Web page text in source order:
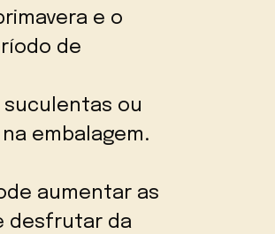
e o
de
ou
embalagem.
aumentar as
desfrutar da